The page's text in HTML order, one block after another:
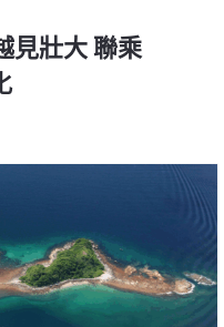
見壯大 聯乘